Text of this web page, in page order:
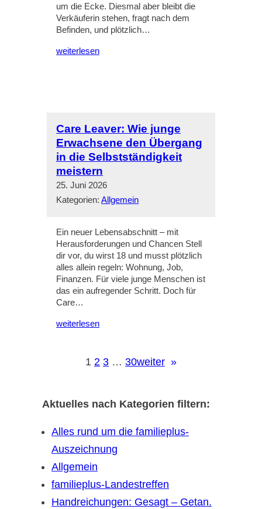
um die Ecke. Diesmal aber bleibt die
Verkäuferin stehen, fragt nach dem
Befinden, und plötzlich…
weiterlesen
Care Leaver: Wie junge
Erwachsene den Übergang
in die Selbstständigkeit
meistern
25. Juni 2026
Kategorien: Allgemein
Ein neuer Lebensabschnitt – mit
Herausforderungen und Chancen Stell
dir vor, du wirst 18 und musst plötzlich
alles allein regeln: Wohnung, Job,
Finanzen. Für viele junge Menschen ist
das ein aufregender Schritt. Doch für
Care…
weiterlesen
1 2 3 … 30weiter »
Aktuelles nach Kategorien filtern:
Alles rund um die familieplus-
Auszeichnung
Allgemein
familieplus-Landestreffen
Handreichungen: Gesagt – Getan.